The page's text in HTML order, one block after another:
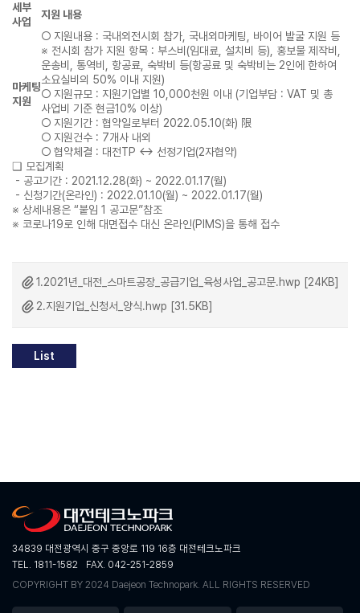
세부
사업
지원 내용
마케팅
지원
○ 지원내용 : 국내외전시회 참가, 국내외마케팅, 바이어 발굴 지원 등
※ 전시회 참가 지원 항목 : 부스비(임대료, 설치비 등), 홍보물 제작비,
운송비, 통역비, 항공료, 숙박비 등(항공료 및 숙박비는 2인에 한하여
소요실비의 50% 이내 지원)
○ 지원규모 : 지원기업별 10,000천원 이내 (기업부담 : VAT 및 총
사업비 기준 현금10% 이상)
○ 지원기간 : 협약일로부터 2022.05.10(화) 限
○ 지원건수 : 7개사 내외
○ 협약체결 : 대전TP ↔ 선정기업(2자협약)
❑ 모집계획
- 공고기간 : 2021.12.28(화) ~ 2022.01.17(월)
- 신청기간(온라인) : 2022.01.10(월) ~ 2022.01.17(월)
※ 상세내용은 “붙임 1 공고문”참조
※ 코로나19로 인해 대면접수 대신 온라인(PIMS)을 통해 접수
1.2021년_대전_스마트공장_공급기업_육성사업_공고문.hwp [24KB]
2.지원기업_신청서_양식.hwp [31.5KB]
List
34839 대전광역시 중구 중앙로 119 16층 대전테크노파크
TEL. 1811-1582
FAX. 042-251-2859
COPYRIGHT BY 2024 Daejeon Technopark. ALL RIGHTS RESERVED